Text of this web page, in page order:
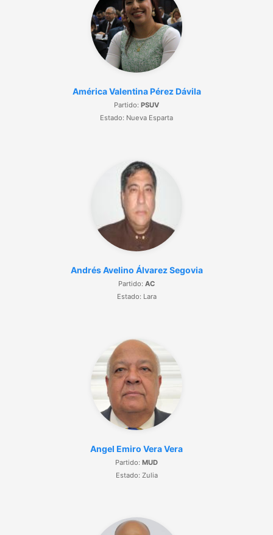
América Valentina Pérez Dávila
Partido: PSUV
Estado: Nueva Esparta
Andrés Avelino Álvarez Segovia
Partido: AC
Estado: Lara
Angel Emiro Vera Vera
Partido: MUD
Estado: Zulia